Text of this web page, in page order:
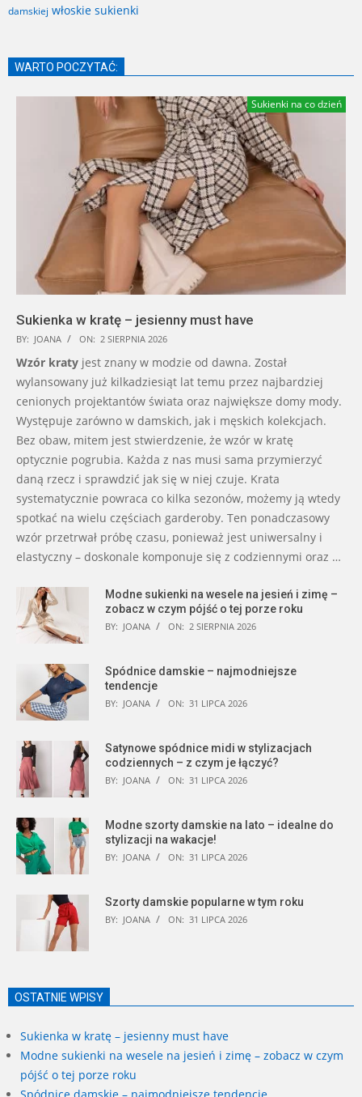
damskiej włoskie sukienki
WARTO POCZYTAĆ:
Sukienki na co dzień
Sukienka w kratę – jesienny must have
BY: JOANA ON: 2 SIERPNIA 2026
Wzór kraty jest znany w modzie od dawna. Został
wylansowany już kilkadziesiąt lat temu przez najbardziej
cenionych projektantów świata oraz największe domy mody.
Występuje zarówno w damskich, jak i męskich kolekcjach.
Bez obaw, mitem jest stwierdzenie, że wzór w kratę
optycznie pogrubia. Każda z nas musi sama przymierzyć
daną rzecz i sprawdzić jak się w niej czuje. Krata
systematycznie powraca co kilka sezonów, możemy ją wtedy
spotkać na wielu częściach garderoby. Ten ponadczasowy
wzór przetrwał próbę czasu, ponieważ jest uniwersalny i
elastyczny – doskonale komponuje się z codziennymi oraz …
Modne sukienki na wesele na jesień i zimę –
zobacz w czym pójść o tej porze roku
BY: JOANA ON: 2 SIERPNIA 2026
Spódnice damskie – najmodniejsze
tendencje
BY: JOANA ON: 31 LIPCA 2026
Satynowe spódnice midi w stylizacjach
codziennych – z czym je łączyć?
BY: JOANA ON: 31 LIPCA 2026
Modne szorty damskie na lato – idealne do
stylizacji na wakacje!
BY: JOANA ON: 31 LIPCA 2026
Szorty damskie popularne w tym roku
BY: JOANA ON: 31 LIPCA 2026
OSTATNIE WPISY
Sukienka w kratę – jesienny must have
Modne sukienki na wesele na jesień i zimę – zobacz w czym
pójść o tej porze roku